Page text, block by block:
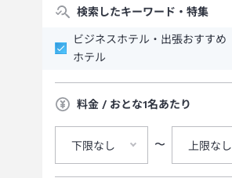
検索したキーワード・特集
ビジネスホテル・出張おすすめ
ホテル
料金 / おとな1名あたり
下限なし 〜 上限なし